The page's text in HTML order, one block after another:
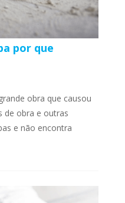
por que
obra que causou
de obra e outras
e não encontra